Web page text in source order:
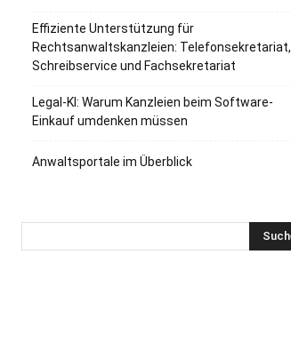
Effiziente Unterstützung für
Rechtsanwaltskanzleien: Telefonsekretariat,
Schreibservice und Fachsekretariat
Legal-KI: Warum Kanzleien beim Software-
Einkauf umdenken müssen
Anwaltsportale im Überblick